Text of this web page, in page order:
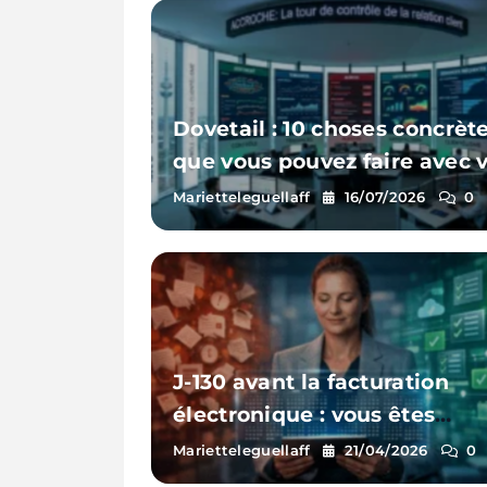
Dovetail : 10 choses
que vous pouvez faire avec
données clients
Marietteleguellaff 16/07/2026 0
J-130 avant la facturation
électronique : vous êtes
vraiment prêt(e) ?
Marietteleguellaff 21/04/2026 0